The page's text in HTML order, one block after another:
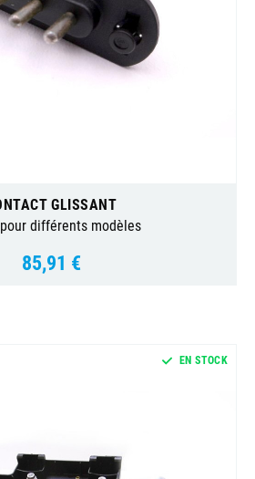
GLISSANT
différents modèles
Prix
85,91 €
EN STOCK